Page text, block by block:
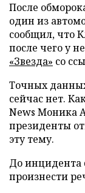
После
один из
сообщил, что
после чего у
«Звезда» со
Точных
сейчас нет.
News Моника
президенты
эту тему.
До инцидента
произнести